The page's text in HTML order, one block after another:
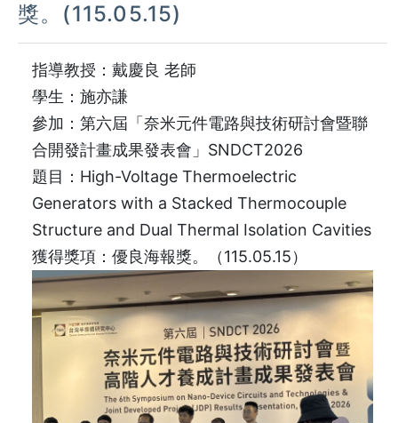
獎。(115.05.15)
指導教授：戴慶良 老師
學生：施亦謙
參加：第六屆「奈米元件電路與技術研討會暨聯
合開發計畫成果發表會」SNDCT2026
題目：High-Voltage Thermoelectric
Generators with a Stacked Thermocouple
Structure and Dual Thermal Isolation Cavities
獲得獎項：優良海報獎。（115.05.15）